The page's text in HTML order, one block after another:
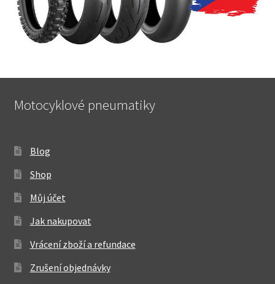
Motocyklové pneumatiky
Blog
Shop
Můj účet
Jak nakupovat
Vrácení zboží a refundace
Zrušení objednávky